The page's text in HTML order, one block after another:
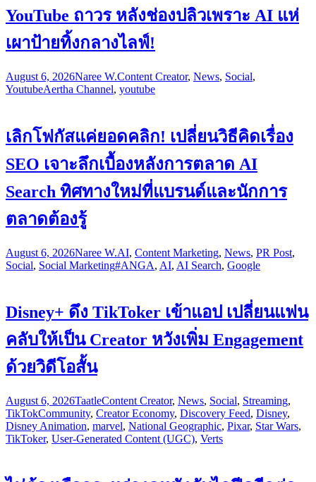
YouTube ถาวร หลังช่องปลิวเพราะ AI แห่
เผาป้ายทิ้งกลางไลฟ์!
August 6, 2026Naree W.Content Creator, News, Social,
YoutubeAertha Channel, youtube
เลิกโฟกัสแค่ยอดคลิก! เปลี่ยนวิธีคิดเรื่อง
SEO เจาะลึกเบื้องหลังการตลาด AI
Search ทิศทางใหม่ที่แบรนด์และนักการ
ตลาดต้องรู้
August 6, 2026Naree W.AI, Content Marketing, News, PR Post,
Social, Social Marketing#ANGA, AI, AI Search, Google
Disney+ ดึง TikToker เข้าแอป เปลี่ยนแฟน
คลับให้เป็น Creator หวังเพิ่ม Engagement
ด้วยวิดีโอสั้น
August 6, 2026TaatleContent Creator, News, Social, Streaming,
TikTokCommunity, Creator Economy, Discovery Feed, Disney,
Disney Animation, marvel, National Geographic, Pixar, Star Wars,
TikToker, User-Generated Content (UGC), Verts